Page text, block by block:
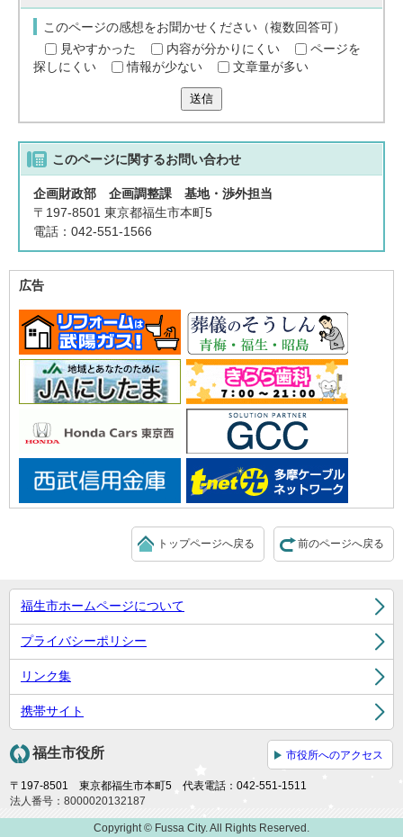
このページの感想をお聞かせください（複数回答可）
見やすかった
内容が分かりにくい
ページを
探しにくい
情報が少ない 文章量が多い
送信
このページに関するお問い合わせ
企画財政部 企画調整課 基地・渉外担当
〒197-8501 東京都福生市本町5
電話：042-551-1566
広告
前のページへ戻る
トップページへ戻る
福生市ホームページについて
プライバシーポリシー
リンク集
携帯サイト
福生市役所 市役所へのアクセス
〒197-8501 東京都福生市本町5 代表電話：042-551-1511
法人番号：8000020132187
Copyright © Fussa City. All Rights Reserved.